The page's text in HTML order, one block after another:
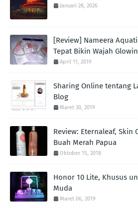
Januari 28, 2026
[Review] Nameera
Tepat Bikin Wajah
April 11, 2019
Sharing Online tentang
Blog
Maret 30, 2019
Review: Eternaleaf, Skin
Buah Merah Papua
Oktober 15, 2018
Honor 10 Lite, Khusus
Muda
Maret 06, 2019